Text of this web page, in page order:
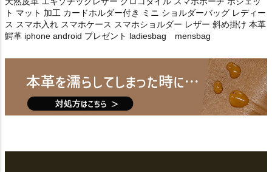
ト マット 加工 カードホルダー付き ミニ ショルダーバッグ レディー
ス スマホ入れ スマホケース スマホショルダー レザー 斜め掛け 本革
鰐革 iphone android プレゼント ladiesbag mensbag